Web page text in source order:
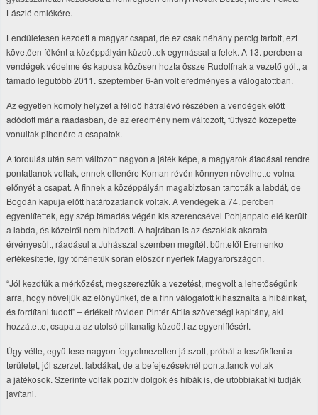
László emlékére.
Lendületesen kezdett a magyar csapat, de ez csak néhány percig tartott, ezt
követően főként a középpályán küzdöttek egymással a felek. A 13. percben a
vendégek védelme és kapusa közösen hozta össze Rudolfnak a vezető gólt, a
támadó legutóbb 2011. szeptember 6-án volt eredményes a válogatottban.
Az egyetlen komoly helyzet a félidő hátralévő részében a vendégek előtt
adódott már a ráadásban, de az eredmény nem változott, füttyszó közepette
vonultak pihenőre a csapatok.
A fordulás után sem változott nagyon a játék képe, a magyarok átadásai rendre
pontatlanok voltak, ennek ellenére Koman révén könnyen növelhette volna
előnyét a csapat. A finnek a középpályán magabiztosan tartották a labdát, de
Bogdán kapuja előtt határozatlanok voltak. A vendégek a 74. percben
egyenlítettek, egy szép támadás végén kis szerencsével Pohjanpalo elé került
a labda, és közelről nem hibázott. A hajrában is az északiak akarata
érvényesült, ráadásul a Juhásszal szemben megítélt büntetőt Eremenko
értékesítette, így történetük során először nyertek Magyarországon.
“Jól kezdtük a mérkőzést, megszereztük a vezetést, megvolt a lehetőségünk
arra, hogy növeljük az előnyünket, de a finn válogatott kihasználta a hibáinkat,
és fordítani tudott” – értékelt röviden Pintér Attila szövetségi kapitány, aki
hozzátette, csapata az utolsó pillanatig küzdött az egyenlítésért.
Úgy vélte, együttese nagyon fegyelmezetten játszott, próbálta leszűkíteni a
területet, jól szerzett labdákat, de a befejezéseknél pontatlanok voltak
a játékosok. Szerinte voltak pozitív dolgok és hibák is, de utóbbiakat ki tudják
javítani.